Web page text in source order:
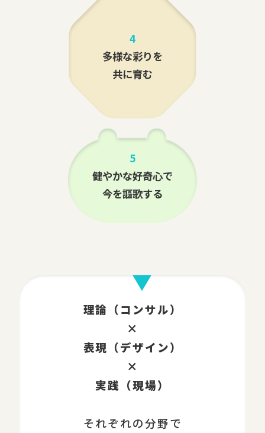
4
多様な彩りを
共に育む
5
健やかな好奇心で
今を謳歌する
理論（コンサル）
×
表現（デザイン）
×
実践（現場）
それぞれの分野で